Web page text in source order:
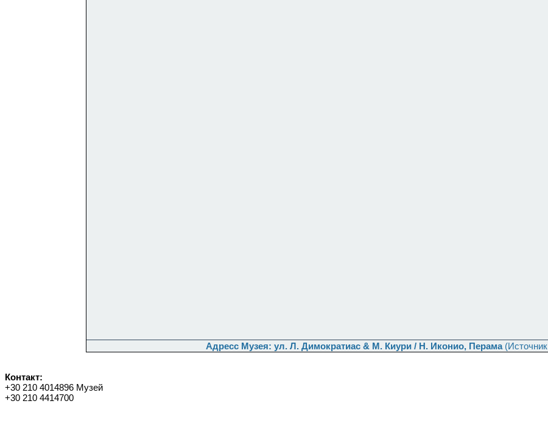
Адресс Музея: ул. Л. Димократиас & M. Киури / Н. Иконио, Перама(Источник
Контакт:
+30 210 4014896 Музей
+30 210 4414700